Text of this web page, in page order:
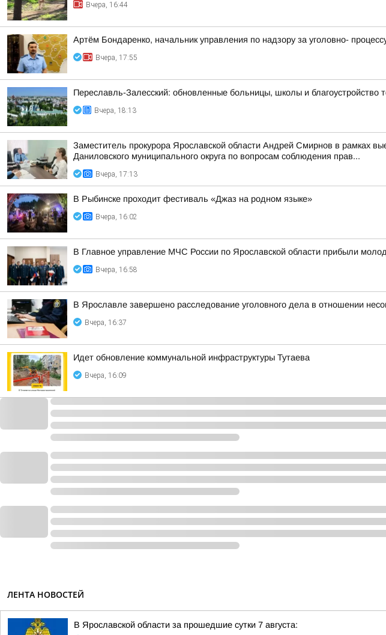
Вчера, 16:44
Артём Бондаренко, начальник управления по надзору за уголовно-
Вчера, 17:55
Переславль-Залесский: обновленные больницы, школы и благоустройство
Вчера, 18:13
Заместитель прокурора Ярославской области Андрей Смирнов в рамках
Даниловского муниципального округа по вопросам соблюдения прав...
Вчера, 17:13
В Рыбинске проходит фестиваль «Джаз на родном языке»
Вчера, 16:02
В Главное управление МЧС России по Ярославской области прибыли
Вчера, 16:58
В Ярославле завершено расследование уголовного дела в отношении
Вчера, 16:37
Идет обновление коммунальной инфраструктуры Тутаева
Вчера, 16:09
ЛЕНТА НОВОСТЕЙ
В Ярославской области за прошедшие сутки 7 августа: